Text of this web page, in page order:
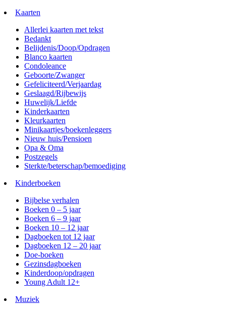
Kaarten
Allerlei kaarten met tekst
Bedankt
Belijdenis/Doop/Opdragen
Blanco kaarten
Condoleance
Geboorte/Zwanger
Gefeliciteerd/Verjaardag
Geslaagd/Rijbewijs
Huwelijk/Liefde
Kinderkaarten
Kleurkaarten
Minikaartjes/boekenleggers
Nieuw huis/Pensioen
Opa & Oma
Postzegels
Sterkte/beterschap/bemoediging
Kinderboeken
Bijbelse verhalen
Boeken 0 – 5 jaar
Boeken 6 – 9 jaar
Boeken 10 – 12 jaar
Dagboeken tot 12 jaar
Dagboeken 12 – 20 jaar
Doe-boeken
Gezinsdagboeken
Kinderdoop/opdragen
Young Adult 12+
Muziek